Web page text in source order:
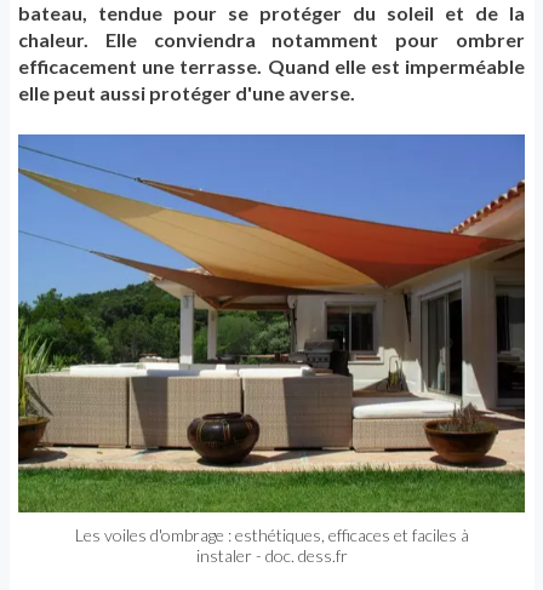
bateau, tendue pour se protéger du soleil et de la
chaleur. Elle conviendra notamment pour ombrer
efficacement une terrasse. Quand elle est imperméable
elle peut aussi protéger d'une averse.
Les voiles d'ombrage : esthétiques, efficaces et faciles à
instaler - doc. dess.fr